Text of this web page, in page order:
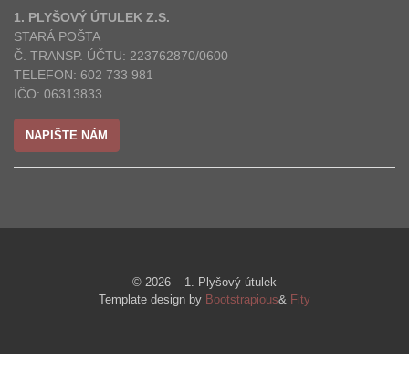
1. PLYŠOVÝ ÚTULEK Z.S.
STARÁ POŠTA
Č. TRANSP. ÚČTU: 223762870/0600
TELEFON: 602 733 981
IČO: 06313833
NAPIŠTE NÁM
© 2026 – 1. Plyšový útulek
Template design by Bootstrapious& Fity